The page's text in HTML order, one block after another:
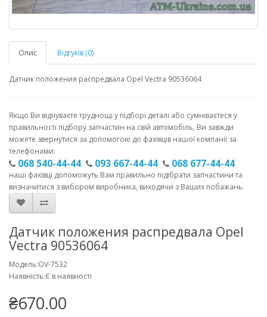
Опис Відгуків (0)
Датчик положения распредвала Opel Vectra 90536064
Якщо Ви відчуваєте труднощі у підборі деталі або сумніваєтеся у
правильності підбору запчастин на свій автомобіль, Ви завжди
можете звернутися за допомогою до фахівців нашої компанії за
телефонами:
068 540-44-44 093 667-44-44 068 677-44-44
наші фахівці допоможуть Вам правильно підібрати запчастини та
визначитися з вибором виробника, виходячи з Ваших побажань.
Датчик положения распредвала Opel
Vectra 90536064
Модель:OV-7532
Наявність:Є в наявності
₴670.00